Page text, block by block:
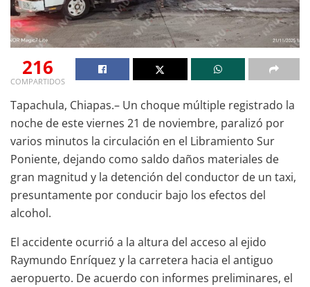
216
COMPARTIDOS
Tapachula, Chiapas.– Un choque múltiple registrado la
noche de este viernes 21 de noviembre, paralizó por
varios minutos la circulación en el Libramiento Sur
Poniente, dejando como saldo daños materiales de
gran magnitud y la detención del conductor de un taxi,
presuntamente por conducir bajo los efectos del
alcohol.
El accidente ocurrió a la altura del acceso al ejido
Raymundo Enríquez y la carretera hacia el antiguo
aeropuerto. De acuerdo con informes preliminares, el